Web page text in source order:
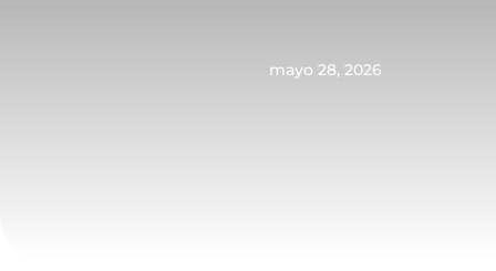
mayo 28, 2026